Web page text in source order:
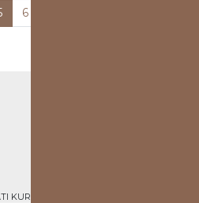
6
KURULUŞ